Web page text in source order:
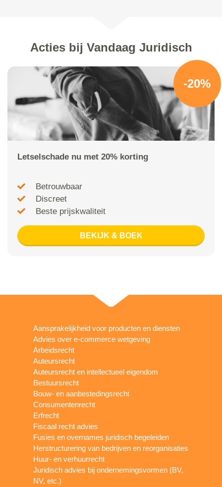
Acties bij Vandaag Juridisch
-20%
Letselschade nu met 20% korting
Betrouwbaar
Discreet
Beste prijskwaliteit
BEKIJK & BOEK
Aansprakelijkheid voor producten en diensten
Advies over e-commerce wetgeving
Arbeidsrecht
Auteursrecht
Auteursrecht en intellectueel eigendom
Bestuursrecht
Bouw- en aanbestedingsrecht
Consumentenrecht
Erfrecht
Fiscaal recht advies
Fusies en overnames juridisch begeleiden
Herstructurering van bedrijven en reorganisaties
Huur- en verhuurrecht
Juridisch advies bij ondernemingsvormen (BV,
NV, etc.)